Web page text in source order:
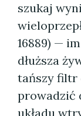
szukaj
16889) —
dłuższa
tańszy filtr
prowadzić
układu